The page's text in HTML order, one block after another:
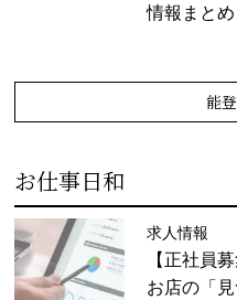
情報まとめ
能
お仕事日和
求人情報
【正社員
お店の「